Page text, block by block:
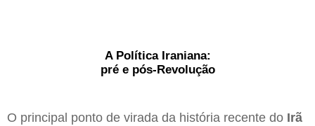
A Política Iraniana:
pré e pós-Revolução
O principal ponto de virada da história recente do Irã